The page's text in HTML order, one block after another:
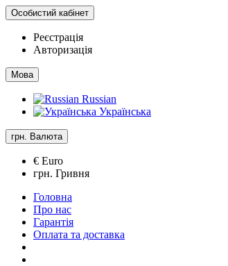
Особистий кабінет
Реєстрація
Авторизація
Мова
Russian
Українська
грн. Валюта
€ Euro
грн. Гривня
Головна
Про нас
Гарантія
Оплата та доставка